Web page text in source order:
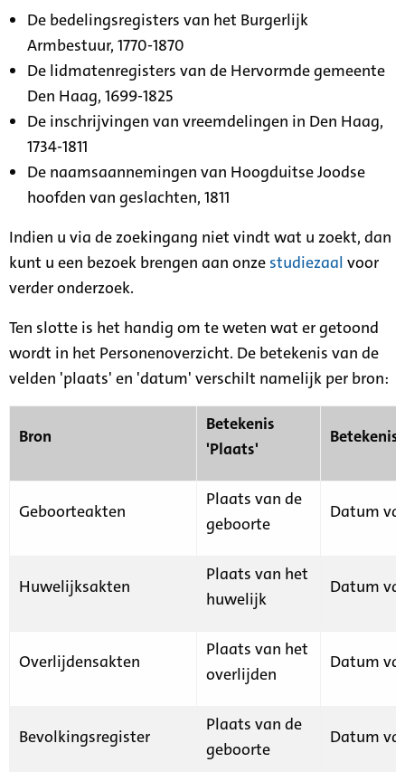
De bedelingsregisters van het Burgerlijk
Armbestuur, 1770-1870
De lidmatenregisters van de Hervormde gemeente
Den Haag, 1699-1825
De inschrijvingen van vreemdelingen in Den Haag,
1734-1811
De naamsaannemingen van Hoogduitse Joodse
hoofden van geslachten, 1811
Indien u via de zoekingang niet vindt wat u zoekt, dan
kunt u een bezoek brengen aan onze studiezaal voor
verder onderzoek.
Ten slotte is het handig om te weten wat er getoond
wordt in het Personenoverzicht. De betekenis van de
velden 'plaats' en 'datum' verschilt namelijk per bron:
Bron
Betekenis
'Plaats'
Geboorteakten
Plaats van de
geboorte
Datum
Huwelijksakten
Plaats van het
huwelijk
Datum
Overlijdensakten
Plaats van het
overlijden
Datum
Bevolkingsregister
Plaats van de
geboorte
Datum